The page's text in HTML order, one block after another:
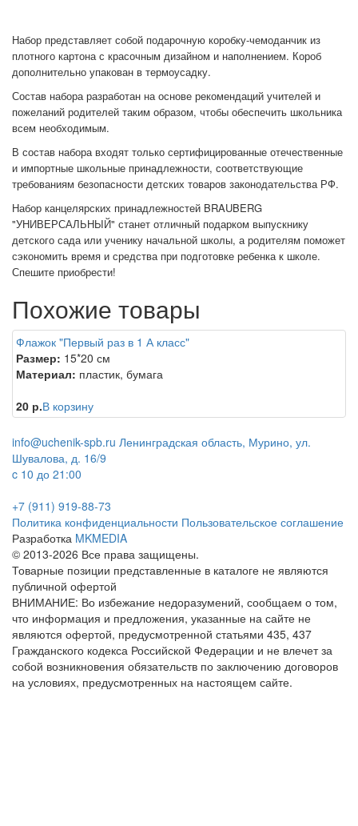
Набор представляет собой подарочную коробку-чемоданчик из
плотного картона с красочным дизайном и наполнением. Короб
дополнительно упакован в термоусадку.
Состав набора разработан на основе рекомендаций учителей и
пожеланий родителей таким образом, чтобы обеспечить школьника
всем необходимым.
В состав набора входят только сертифицированные отечественные
и импортные школьные принадлежности, соответствующие
требованиям безопасности детских товаров законодательства РФ.
Набор канцелярских принадлежностей BRAUBERG
"УНИВЕРСАЛЬНЫЙ" станет отличный подарком выпускнику
детского сада или ученику начальной школы, а родителям поможет
сэкономить время и средства при подготовке ребенка к школе.
Спешите приобрести!
Похожие товары
Флажок "Первый раз в 1 А класс"
Размер: 15*20 см
Материал: пластик, бумага
20 р.В корзину
info@uchenik-spb.ru Ленинградская область, Мурино, ул.
Шувалова, д. 16/9
c 10 до 21:00
+7 (911) 919-88-73
Политика конфиденциальности Пользовательское соглашение
Разработка MKMEDIA
© 2013-2026 Все права защищены.
Товарные позиции представленные в каталоге не являются
публичной офертой
ВНИМАНИЕ: Во избежание недоразумений, сообщаем о том,
что информация и предложения, указанные на сайте не
являются офертой, предусмотренной статьями 435, 437
Гражданского кодекса Российской Федерации и не влечет за
собой возникновения обязательств по заключению договоров
на условиях, предусмотренных на настоящем сайте.